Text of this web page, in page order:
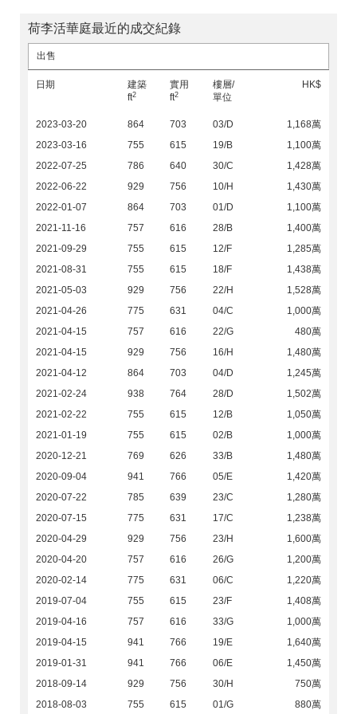
荷李活華庭最近的成交紀錄
出售
日期
建築
ft2
實用
ft2
樓層/
單位
HK$
2023-03-20 864 703 03/D
1,168萬
2023-03-16
755 615 19/B
1,100萬
2022-07-25
786 640 30/C
1,428萬
2022-06-22
929 756 10/H
1,430萬
2022-01-07
864 703 01/D
1,100萬
2021-11-16
757 616 28/B
1,400萬
2021-09-29
755 615 12/F
1,285萬
2021-08-31
755 615 18/F
1,438萬
2021-05-03
929 756 22/H
1,528萬
2021-04-26
775 631 04/C
1,000萬
2021-04-15
757 616 22/G
480萬
2021-04-15
929 756 16/H
1,480萬
2021-04-12
864 703 04/D
1,245萬
2021-02-24
938 764 28/D
1,502萬
2021-02-22
755 615 12/B
1,050萬
2021-01-19
755 615 02/B
1,000萬
2020-12-21
769 626 33/B
1,480萬
2020-09-04
941 766 05/E
1,420萬
2020-07-22
785 639 23/C
1,280萬
2020-07-15
775 631 17/C
1,238萬
2020-04-29
929 756 23/H
1,600萬
2020-04-20
757 616 26/G
1,200萬
2020-02-14
775 631 06/C
1,220萬
2019-07-04
755 615 23/F
1,408萬
2019-04-16
757 616 33/G
1,000萬
2019-04-15
941 766 19/E
1,640萬
2019-01-31
941 766 06/E
1,450萬
2018-09-14
929 756 30/H
750萬
2018-08-03
755 615 01/G
880萬